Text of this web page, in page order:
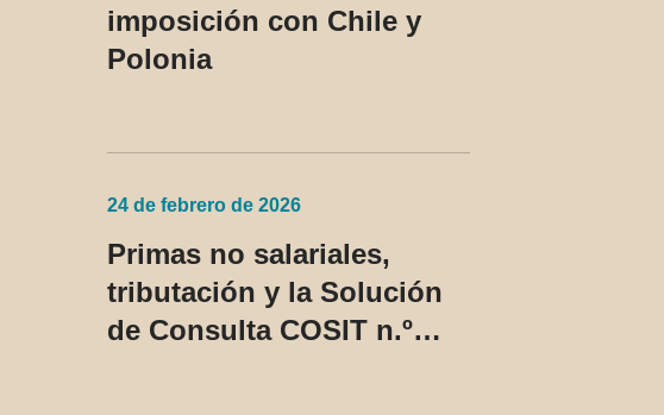
imposición con Chile y
Polonia
24 de febrero de 2026
Primas no salariales,
tributación y la Solución
de Consulta COSIT n.º